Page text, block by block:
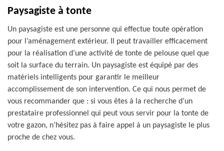
Paysagiste à tonte
Un paysagiste est une personne qui effectue toute opération
pour l’aménagement extérieur. Il peut travailler efficacement
pour la réalisation d’une activité de tonte de pelouse quel que
soit la surface du terrain. Un paysagiste est équipé par des
matériels intelligents pour garantir le meilleur
accomplissement de son intervention. Ce qui nous permet de
vous recommander que : si vous êtes à la recherche d’un
prestataire professionnel qui peut vous servir pour la tonte de
votre gazon, n’hésitez pas à faire appel à un paysagiste le plus
proche de chez vous.